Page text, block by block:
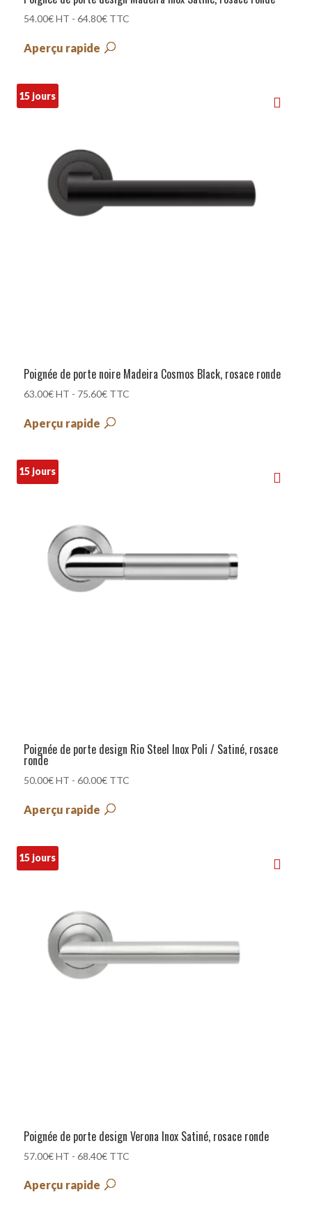
54.00€ HT - 64.80€TTC
Aperçu rapide
15 jours
Poignée de porte noire Madeira Cosmos Black, rosace ronde
63.00€ HT - 75.60€TTC
Aperçu rapide
15 jours
Poignée de porte design Rio Steel Inox Poli / Satiné, rosace
ronde
50.00€ HT - 60.00€TTC
Aperçu rapide
15 jours
Poignée de porte design Verona Inox Satiné, rosace ronde
57.00€ HT - 68.40€TTC
Aperçu rapide